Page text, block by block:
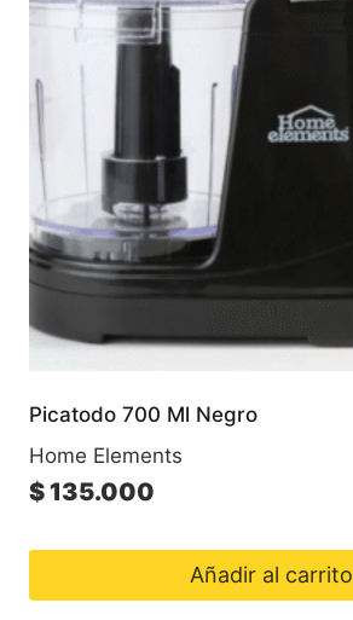
Picatodo 700 Ml Negro
Home Elements
$135.000
Añadir al carrito